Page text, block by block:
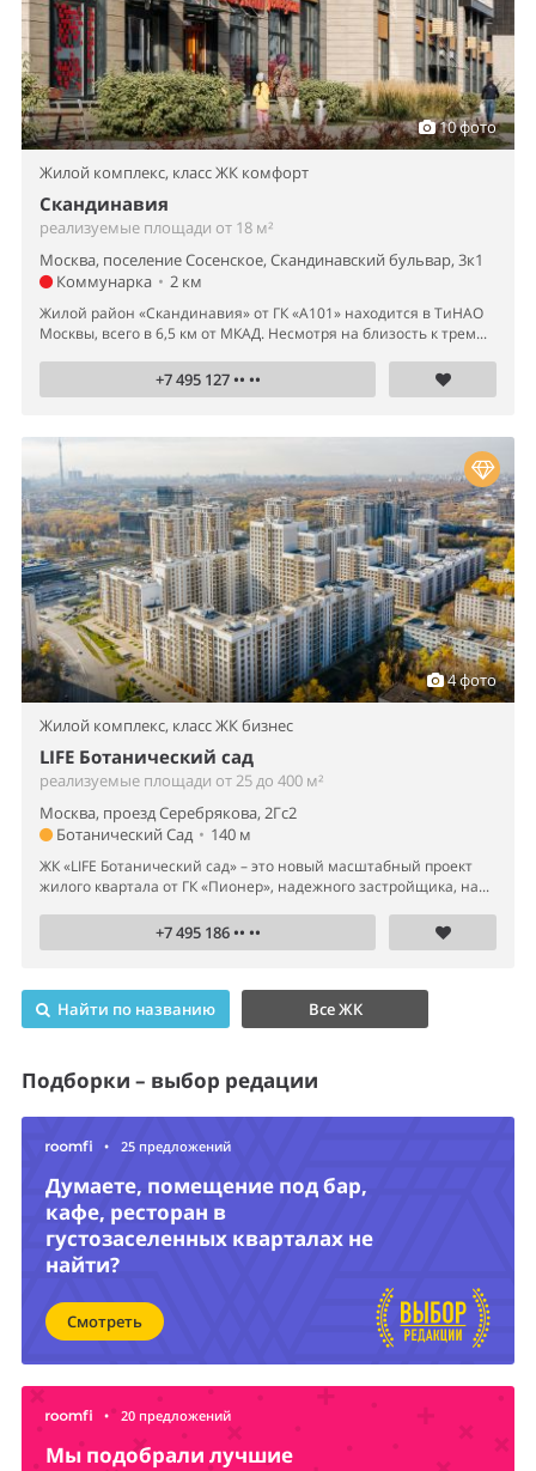
10 фото
Жилой комплекс, класс ЖК комфорт
Скандинавия
реализуемые площади от 18 м²
Москва, поселение Сосенское, Скандинавский бульвар, 3к1
Коммунарка • 2 км
Жилой район «Скандинавия» от ГК «А101» находится в ТиНАО
Москвы, всего в 6,5 км от МКАД. Несмотря на близость к трем...
+7 495 127 •• ••
4 фото
Жилой комплекс, класс ЖК бизнес
LIFE Ботанический сад
реализуемые площади от 25 до 400 м²
Москва, проезд Серебрякова, 2Гс2
Ботанический Сад • 140 м
ЖК «LIFE Ботанический сад» – это новый масштабный проект
жилого квартала от ГК «Пионер», надежного застройщика, на...
+7 495 186 •• ••
Найти по названию Все ЖК
Подборки – выбор редации
• 25 предложений
Думаете, помещение под бар,
кафе, ресторан в
густозаселенных кварталах не
найти?
Смотреть
• 20 предложений
Мы подобрали лучшие